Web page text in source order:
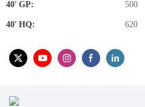
40′ GP: 500
40′ HQ: 620